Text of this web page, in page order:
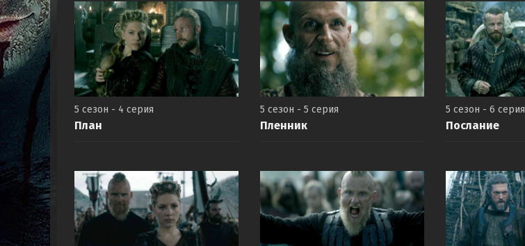
5 сезон - 4 серия
План
5 сезон - 5 серия
Пленник
5 сезон - 6 серия
Послание